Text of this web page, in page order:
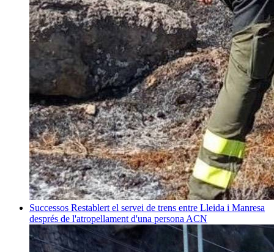
Successos Restablert el servei de trens entre Lleida i Manresa
després de l'atropellament d'una persona ACN